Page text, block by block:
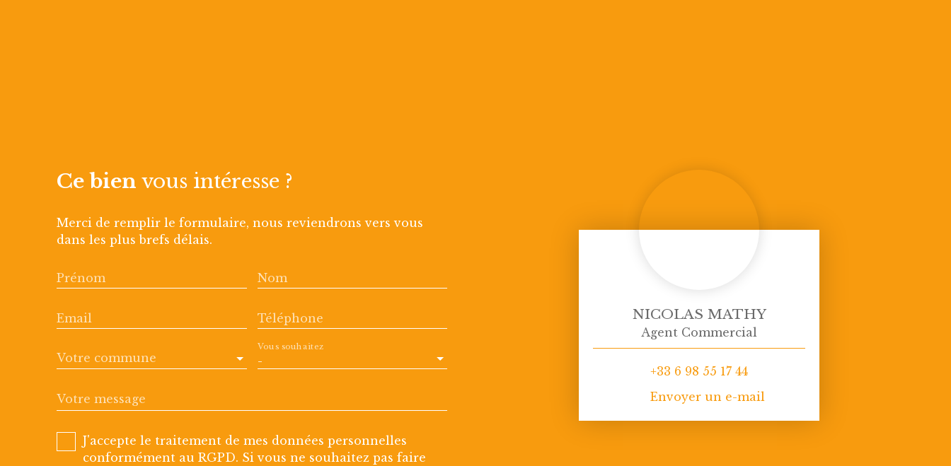
Ce bien vous intéresse ?
Merci de remplir le formulaire, nous reviendrons vers vous
dans les plus brefs délais.
Prénom Nom
Email Téléphone
Votre commune -
Vous souhaitez
Votre message
J'accepte le traitement de mes données personnelles
conformément au RGPD. Si vous ne souhaitez pas faire
NICOLAS MATHY
Agent Commercial
+33 6 98 55 17 44
Envoyer un e-mail